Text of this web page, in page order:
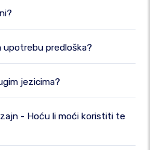
upotrebu predloška?
jezicima?
- Hoću li moći koristiti te